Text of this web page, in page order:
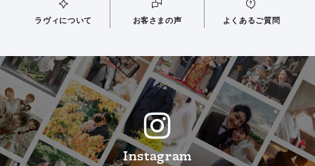
ラヴィについて お客さまの声 よくあるご質問
Instagram